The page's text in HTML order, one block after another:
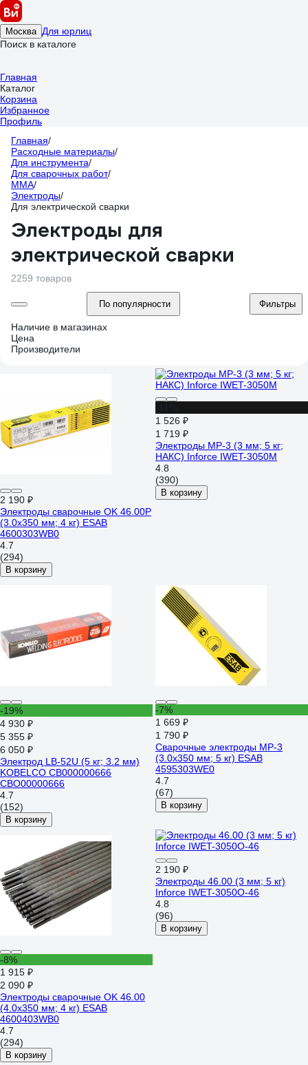
Москва Для юрлиц
Поиск в каталоге
Главная
Каталог
Корзина
Избранное
Профиль
Главная/
Расходные материалы/
Для инструмента/
Для сварочных работ/
ММА/
Электроды/
Для электрической сварки
Электроды для
электрической сварки
2259 товаров
По популярности Фильтры
Наличие в магазинах
Цена
Производители
2 190 ₽
Электроды сварочные OK 46.00P
(3.0х350 мм; 4 кг) ESAB
4600303WB0
4.7
(294)
В корзину
1 526 ₽
1 719 ₽
Электроды МР-3 (3 мм; 5 кг;
НАКС) Inforce IWET-3050M
4.8
(390)
В корзину
-19%
4 930 ₽
5 355 ₽
6 050 ₽
Электрод LB-52U (5 кг; 3.2 мм)
KOBELCO СВ000000666
СВО00000666
4.7
(152)
В корзину
-7%
1 669 ₽
1 790 ₽
Сварочные электроды МР-3
(3.0x350 мм; 5 кг) ESAB
4595303WE0
4.7
(67)
В корзину
-8%
1 915 ₽
2 090 ₽
Электроды сварочные OK 46.00
(4.0х350 мм; 4 кг) ESAB
4600403WB0
4.7
(294)
В корзину
2 190 ₽
Электроды 46.00 (3 мм; 5 кг)
Inforce IWET-3050O-46
4.8
(96)
В корзину